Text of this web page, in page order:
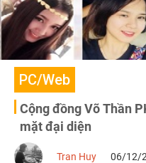
PC/Web
Cộng đồng Võ Thần
mặt đại diện
Tran Huy 06/12/